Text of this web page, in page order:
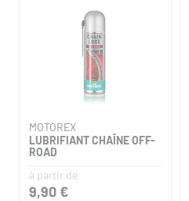
MOTOREX
LUBRIFIANT CHAÎNE OFF-
ROAD
à partir de
9,90 €